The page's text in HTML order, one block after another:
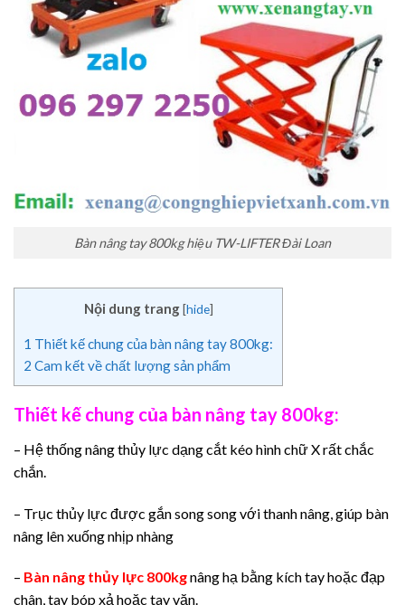
Bàn nâng tay 800kg hiệu TW-LIFTER Đài Loan
Nội dung trang [hide]
1 Thiết kế chung của bàn nâng tay 800kg:
2 Cam kết về chất lượng sản phẩm
Thiết kế chung của bàn nâng tay 800kg:
– Hệ thống nâng thủy lực dạng cắt kéo hình chữ X rất chắc
chắn.
– Trục thủy lực được gắn song song với thanh nâng, giúp bàn
nâng lên xuống nhịp nhàng
– Bàn nâng thủy lực 800kgnâng hạ bằng kích tay hoặc đạp
chân, tay bóp xả hoặc tay vặn.